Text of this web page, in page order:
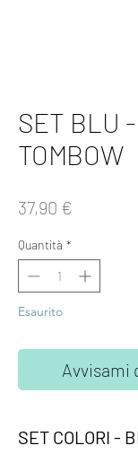
SET BLU
TOMBOW
37,90 €
Quantità *
Esaurito
Avvisami
SET COLORI -